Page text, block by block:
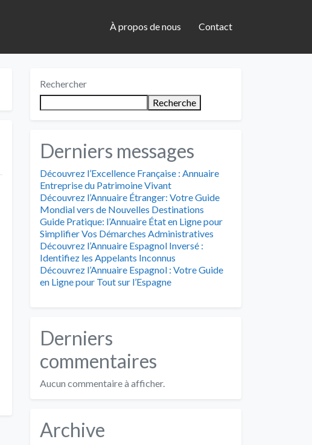
À propos de nous Contact
Rechercher
Recherche
Derniers messages
Découvrez l’Excellence Française : Annuaire
Entreprise du Patrimoine Vivant
Découvrez l’Annuaire Étranger: Votre Guide
Mondial vers de Nouvelles Destinations
Guide Pratique: l’Annuaire État en Ligne pour
Simplifier Vos Démarches Administratives
Découvrez l’Annuaire Espagnol Inversé :
Identifiez les Appelants Inconnus
Découvrez l’Annuaire Espagnol : Votre Guide
en Ligne pour Tout sur l’Espagne
Derniers
commentaires
Aucun commentaire à afficher.
Archive